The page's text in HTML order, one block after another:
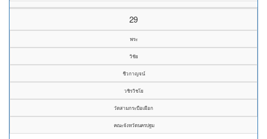
29
พระ
วิชัย
ชีวกาญจน์
วชิรวิชโย
วัดสามกระบือเผือก
คณะจังหวัดนครปฐม